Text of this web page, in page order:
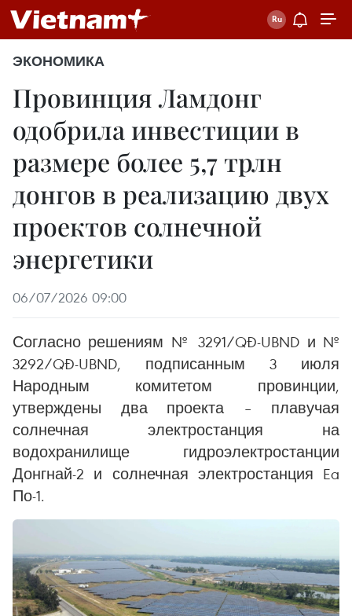
ЭКОНОМИКА
Провинция Ламдонг
одобрила инвестиции в
размере более 5,7 трлн
донгов в реализацию двух
проектов солнечной
энергетики
06/07/2026 09:00
Согласно решениям № 3291/QĐ-UBND и №
3292/QĐ-UBND, подписанным 3 июля
Народным комитетом провинции,
утверждены два проекта – плавучая
солнечная электростанция на
водохранилище гидроэлектростанции
Донгнай-2 и солнечная электростанция Ea
По-1.